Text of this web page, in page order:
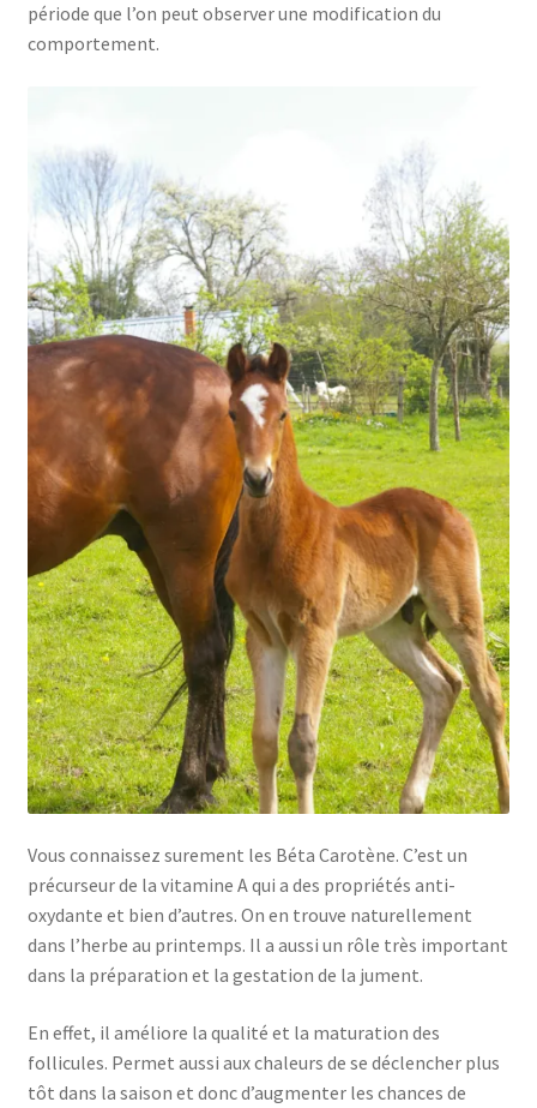
période que l’on peut observer une modification du
comportement.
Vous connaissez surement les Béta Carotène. C’est un
précurseur de la vitamine A qui a des propriétés anti-
oxydante et bien d’autres. On en trouve naturellement
dans l’herbe au printemps. Il a aussi un rôle très important
dans la préparation et la gestation de la jument.
En effet, il améliore la qualité et la maturation des
follicules. Permet aussi aux chaleurs de se déclencher plus
tôt dans la saison et donc d’augmenter les chances de